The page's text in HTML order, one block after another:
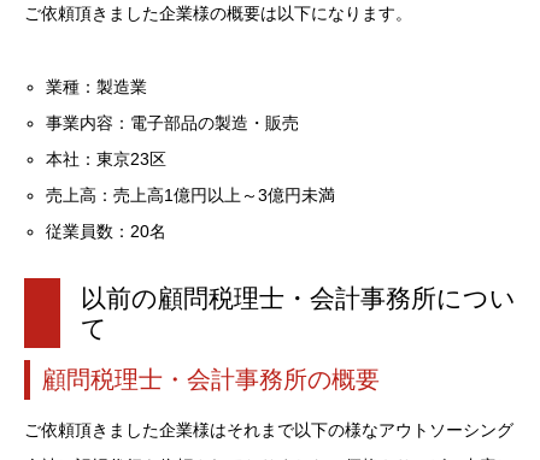
ご依頼頂きました企業様の概要は以下になります。
業種：製造業
事業内容：電子部品の製造・販売
本社：東京23区
売上高：売上高1億円以上～3億円未満
従業員数：20名
以前の顧問税理士・会計事務所につい
て
顧問税理士・会計事務所の概要
ご依頼頂きました企業様はそれまで以下の様なアウトソーシング